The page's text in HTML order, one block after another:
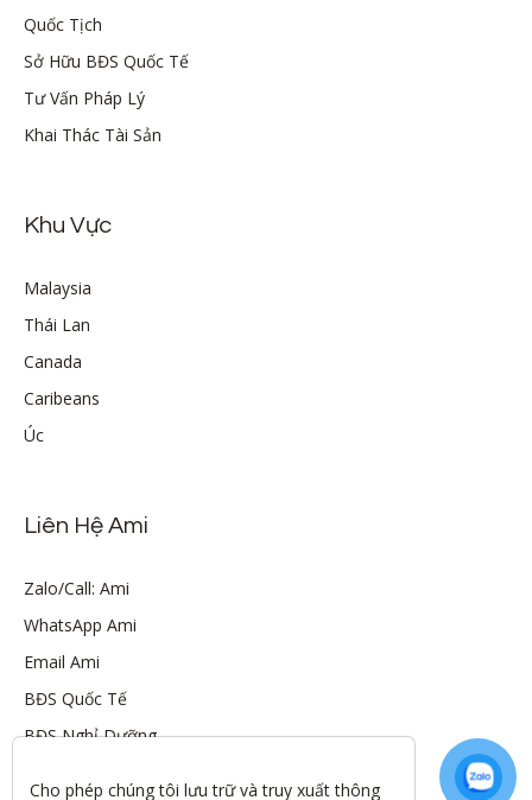
Quốc Tịch
Sở Hữu BĐS Quốc Tế
Tư Vấn Pháp Lý
Khai Thác Tài Sản
Khu Vực
Malaysia
Thái Lan
Canada
Caribeans
Úc
Liên Hệ Ami
Zalo/Call: Ami
WhatsApp Ami
Email Ami
BĐS Quốc Tế
BĐS Nghỉ Dưỡng
Cho phép chúng tôi lưu trữ và truy xuất thông